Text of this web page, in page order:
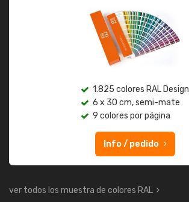
1.825 colores RAL Design
6 x 30 cm, semi-mate
9 colores por página
Info / pedido
ver todos los muestra de colores RAL